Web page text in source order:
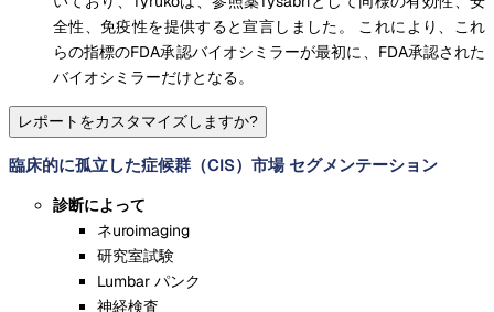
全性、免疫性を提供すると宣言しました。 これにより、これ
らの指標のFDA承認バイオシミラーが最初に、FDA承認された
バイオシミラーだけとなる。
レポートをカスタマイズしますか?
臨床的に孤立した症候群（CIS）市場 セグメンテーション
診断によって
ネuroimaging
研究室試験
Lumbar パンク
神経検査